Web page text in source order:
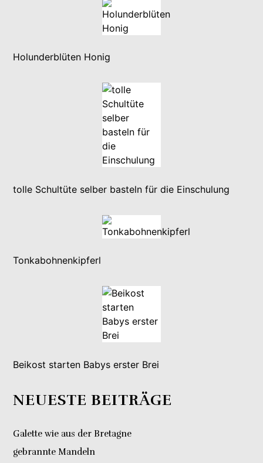
Holunderblüten Honig
tolle Schultüte selber basteln für die Einschulung
Tonkabohnenkipferl
Beikost starten Babys erster Brei
NEUESTE BEITRÄGE
Galette wie aus der Bretagne
gebrannte Mandeln